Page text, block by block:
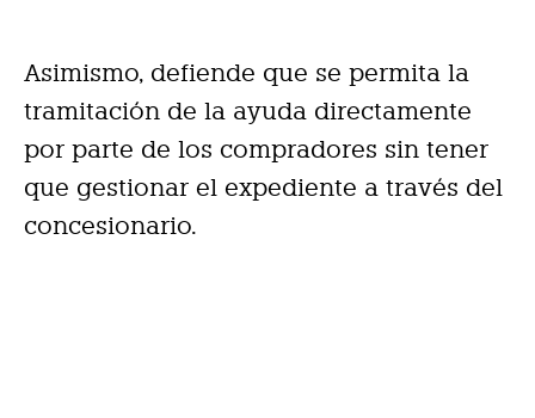
Asimismo, defiende que se permita la
tramitación de la ayuda directamente
por parte de los compradores sin tener
que gestionar el expediente a través del
concesionario.